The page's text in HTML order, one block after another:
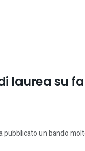
laurea su
pubblicato un bando